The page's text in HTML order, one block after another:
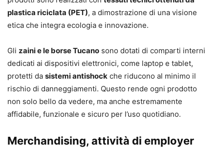
plastica riciclata (PET), a dimostrazione di una visione
etica che integra ecologia e innovazione.
Gli zaini e le borse Tucano sono dotati di comparti interni
dedicati ai dispositivi elettronici, come laptop e tablet,
protetti da sistemi antishock che riducono al minimo il
rischio di danneggiamenti. Questo rende ogni prodotto
non solo bello da vedere, ma anche estremamente
affidabile, funzionale e sicuro per l’uso quotidiano.
Merchandising, attività di employer